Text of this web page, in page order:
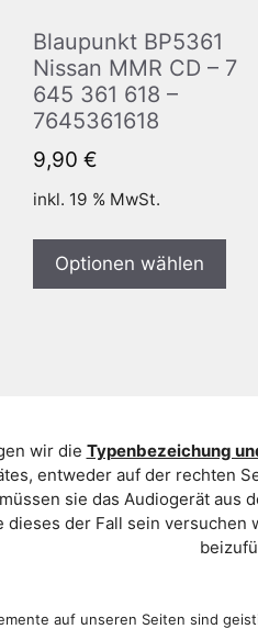
Blaupunkt BP5361
Nissan MMR CD – 7
645 361 618 –
7645361618
9,90 €
inkl. 19 % MwSt.
Optionen wählen
wir die Typenbezeichung
entweder auf der rechten
sie das Audiogerät
der Fall sein
auf unseren Seiten sind